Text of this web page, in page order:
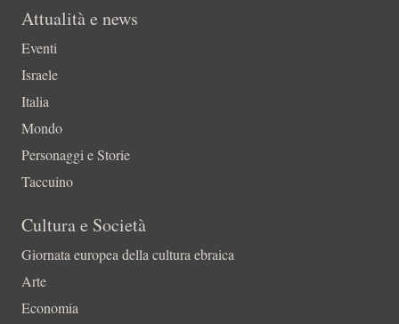
Attualità e news
Eventi
Israele
Italia
Mondo
Personaggi e Storie
Taccuino
Cultura e Società
Giornata europea della cultura ebraica
Arte
Economia